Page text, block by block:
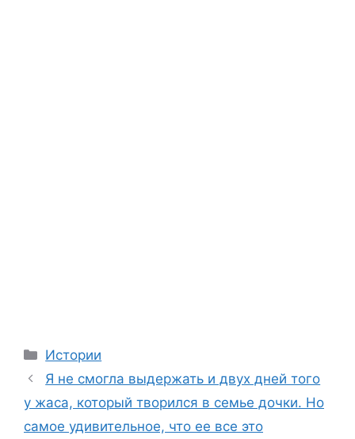
Categories
Истории
Я не смогла выдержать и двух дней того
у жаса, который творился в семье дочки. Но
самое удивительное, что ее все это